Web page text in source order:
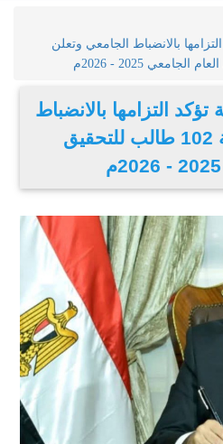
بالانضباط الجامعي وتعلن
تؤكد التزامها بالانضباط
الجامعي وتعلن إحالة 102 طالب للتحقيق